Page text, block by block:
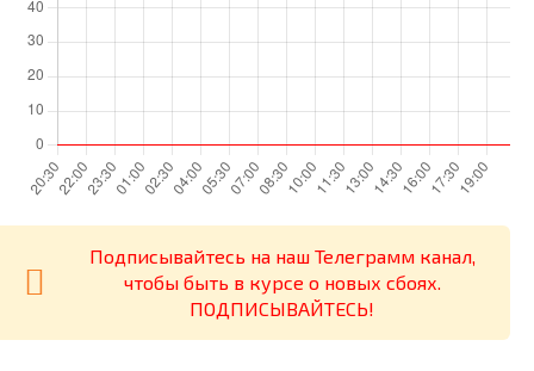
Подписывайтесь на наш Телеграмм канал,
чтобы быть в курсе о новых сбоях.
ПОДПИСЫВАЙТЕСЬ!